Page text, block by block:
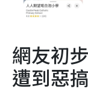
網友初
遭到惡搞